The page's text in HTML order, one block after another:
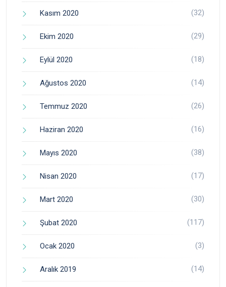
Kasım 2020 (32)
Ekim 2020 (29)
Eylül 2020 (18)
Ağustos 2020 (14)
Temmuz 2020 (26)
Haziran 2020 (16)
Mayıs 2020 (38)
Nisan 2020 (17)
Mart 2020 (30)
Şubat 2020 (117)
Ocak 2020 (3)
Aralık 2019 (14)